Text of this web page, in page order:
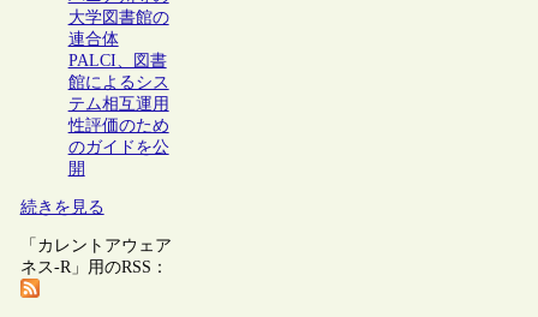
大学図書館の
連合体
PALCI、図書
館によるシス
テム相互運用
性評価のため
のガイドを公
開
続きを見る
「カレントアウェア
ネス-R」用のRSS：